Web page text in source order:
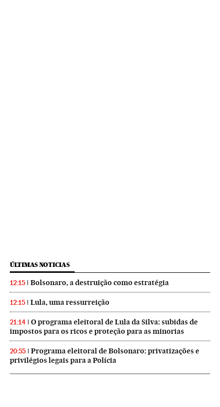
ÚLTIMAS NOTICIAS
12:15 Bolsonaro, a destruição como estratégia
12:15 Lula, uma ressurreição
21:14
O programa eleitoral de Lula da Silva: subidas de
impostos para os ricos e proteção para as minorias
20:55
Programa eleitoral de Bolsonaro: privatizações e
privilégios legais para a Polícia